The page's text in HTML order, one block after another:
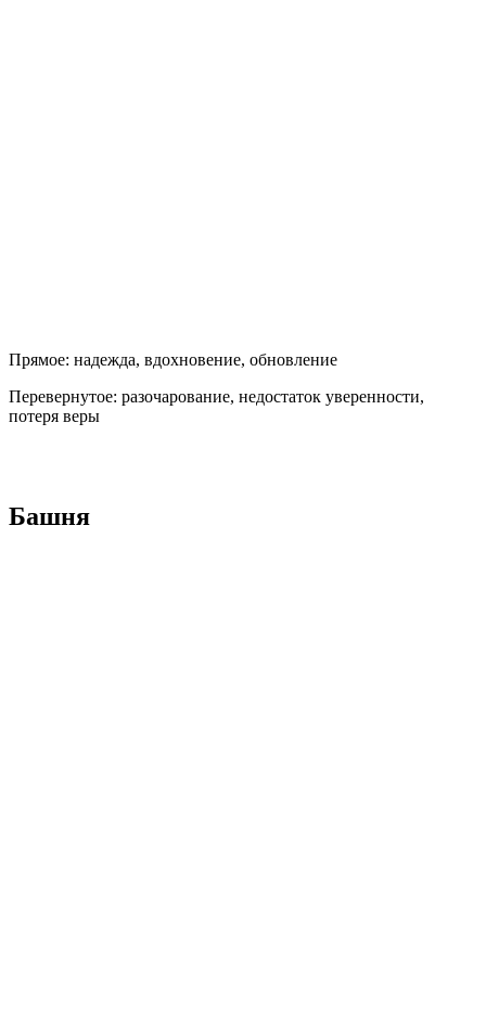
Прямое: надежда, вдохновение, обновление
Перевернутое: разочарование, недостаток уверенности,
потеря веры
Башня